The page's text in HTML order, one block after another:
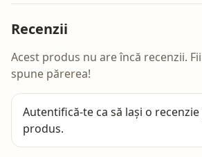
Recenzii
Acest produs nu are încă recenzii.
spune părerea!
Autentifică-te ca să lași o
produs.